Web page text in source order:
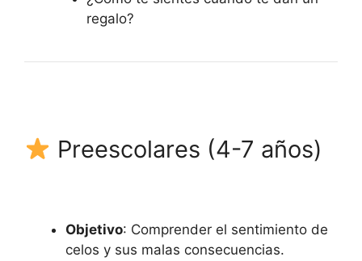
regalo?
Preescolares (4-7 años)
Objetivo: Comprender el sentimiento de
celos y sus malas consecuencias.